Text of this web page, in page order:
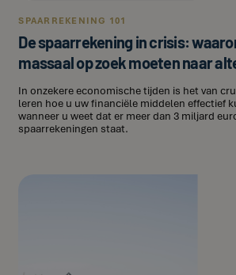
SPAARREKENING 101
De spaarrekening in crisis:
massaal op zoek moeten naar
In onzekere economische tijden is het van
leren hoe u uw financiële middelen effectief
wanneer u weet dat er meer dan 3 miljard
spaarrekeningen staat.